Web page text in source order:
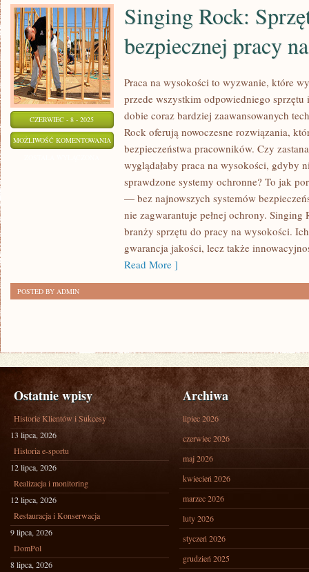
CZERWIEC - 8 - 2025
MOŻLIWOŚĆ KOMENTOWANIA
SPRZĘT
WYSOKOŚCI
Singing Rock:
bezpiecznej pracy
Praca na wysokości to wyzwanie, które
przede wszystkim odpowiedniego
dobie coraz bardziej zaawansowanych
Rock oferują nowoczesne rozwiązania,
bezpieczeństwa pracowników. Czy
wyglądałaby praca na wysokości, gdyby
sprawdzone systemy ochronne? To jak
— bez najnowszych systemów
nie zagwarantuje pełnej ochrony.
branży sprzętu do pracy na wysokości.
gwarancja jakości, lecz także
Read More ]
POSTED BY ADMIN
Ostatnie wpisy
Historie Klientów i Sukcesy
13 lipca, 2026
Historia e-sportu
12 lipca, 2026
Realizacja i monitoring
12 lipca, 2026
Restauracja i Konserwacja
9 lipca, 2026
DomPol
8 lipca, 2026
Archiwa
lipiec 2026
czerwiec 2026
maj 2026
kwiecień 2026
marzec 2026
luty 2026
styczeń 2026
grudzień 2025